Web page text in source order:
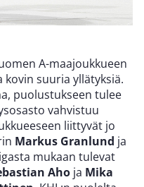
A-maajoukkueen
suuria yllätyksiä.
puolustukseen tulee
vahvistuu
liittyvät jo
Markus Granlund ja
mukaan tulevat
Aho ja Mika